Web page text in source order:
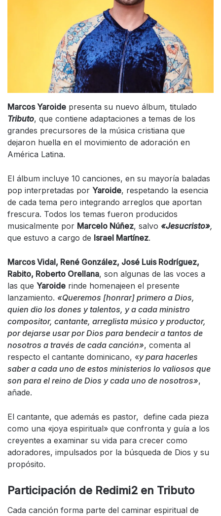
Marcos Yaroide presenta su nuevo álbum, titulado
Tributo, que contiene adaptaciones a temas de los
grandes precursores de la música cristiana que
dejaron huella en el movimiento de adoración en
América Latina.
El álbum incluye 10 canciones, en su mayoría baladas
pop interpretadas por Yaroide, respetando la esencia
de cada tema pero integrando arreglos que aportan
frescura. Todos los temas fueron producidos
musicalmente por Marcelo Núñez, salvo «Jesucristo»,
que estuvo a cargo de Israel Martínez.
Marcos Vidal, René González, José Luis Rodríguez,
Rabito, Roberto Orellana, son algunas de las voces a
las que Yaroide rinde homenajeen el presente
lanzamiento. «Queremos [honrar] primero a Dios,
quien dio los dones y talentos, y a cada ministro
compositor, cantante, arreglista músico y productor,
por dejarse usar por Dios para bendecir a tantos de
nosotros a través de cada canción», comenta al
respecto el cantante dominicano, «y para hacerles
saber a cada uno de estos ministerios lo valiosos que
son para el reino de Dios y cada uno de nosotros»,
añade.
El cantante, que además es pastor, define cada pieza
como una «joya espiritual» que confronta y guía a los
creyentes a examinar su vida para crecer como
adoradores, impulsados por la búsqueda de Dios y su
propósito.
Participación de Redimi2 en Tributo
Cada canción forma parte del caminar espiritual de